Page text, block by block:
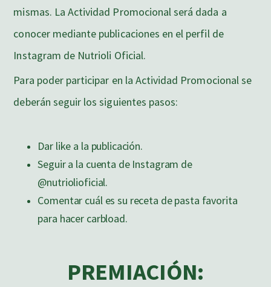
mismas. La Actividad Promocional será dada a
conocer mediante publicaciones en el perfil de
Instagram de Nutrioli Oficial.
Para poder participar en la Actividad Promocional se
deberán seguir los siguientes pasos:
Dar like a la publicación.
Seguir a la cuenta de Instagram de
@nutriolioficial.
Comentar cuál es su receta de pasta favorita
para hacer carbload.
PREMIACIÓN: